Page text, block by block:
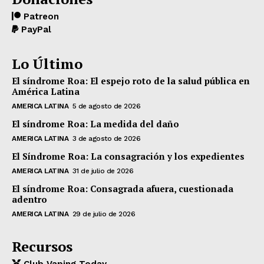
Patreon
PayPal
Lo Último
El síndrome Roa: El espejo roto de la salud pública en
América Latina
AMERICA LATINA 5 de agosto de 2026
El síndrome Roa: La medida del daño
AMERICA LATINA 3 de agosto de 2026
El Síndrome Roa: La consagración y los expedientes
AMERICA LATINA 31 de julio de 2026
El síndrome Roa: Consagrada afuera, cuestionada
adentro
AMERICA LATINA 29 de julio de 2026
Recursos